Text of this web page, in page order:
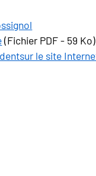
(Fichier PDF - 59 Ko)
le site